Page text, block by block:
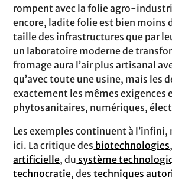
rompent avec la folie agro-
encore, ladite folie est bien moins
taille des infrastructures que par
un laboratoire moderne de
fromage aura l’air plus artisanal
qu’avec toute une usine, mais les
exactement les mêmes exigences
phytosanitaires, numériques,
Les exemples continuent à l’infini,
ici. La critique des biotechnologies
artificielle, du système
technocratie, des techniques